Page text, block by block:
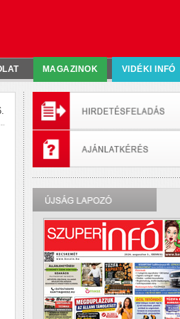
MAGAZINOK VIDÉKI INFÓ